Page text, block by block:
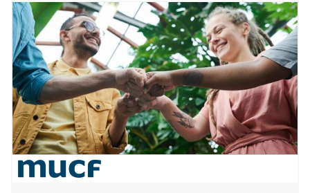
620 euro för solidaritetsprojektet ”Localised Biodiversity
Plan”.